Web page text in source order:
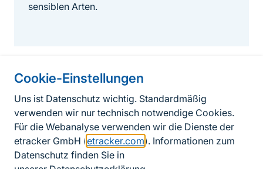
Cookie-Einstellungen
Uns ist Datenschutz wichtig. Standardmäßig
verwenden wir nur technisch notwendige Cookies.
Für die Webanalyse verwenden wir die Dienste der
etracker GmbH (etracker.com ). Informationen zum
Datenschutz finden Sie in
sensiblen Arten.
Informationen zur Seite
FußzeileKontakt zum BfN
Kontaktformular
Erklärung zur Barrierefreiheit